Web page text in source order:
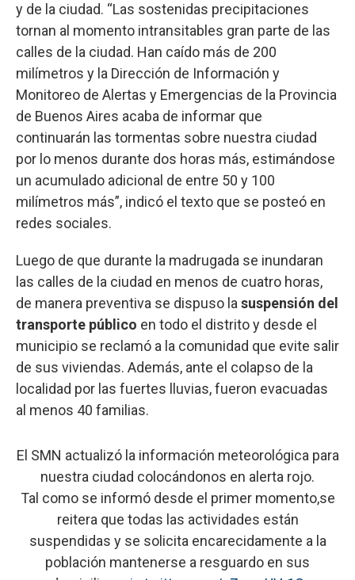
y de la ciudad. “Las sostenidas precipitaciones
tornan al momento intransitables gran parte de las
calles de la ciudad. Han caído más de 200
milímetros y la Dirección de Información y
Monitoreo de Alertas y Emergencias de la Provincia
de Buenos Aires acaba de informar que
continuarán las tormentas sobre nuestra ciudad
por lo menos durante dos horas más, estimándose
un acumulado adicional de entre 50 y 100
milímetros más”, indicó el texto que se posteó en
redes sociales.
Luego de que durante la madrugada se inundaran
las calles de la ciudad en menos de cuatro horas,
de manera preventiva se dispuso lasuspensión del
transporte público en todo el distrito y desde el
municipio se reclamó a la comunidad que evite salir
de sus viviendas. Además, ante el colapso de la
localidad por las fuertes lluvias, fueron evacuadas
al menos 40 familias.
El SMN actualizó la información meteorológica para
nuestra ciudad colocándonos en alerta rojo.
Tal como se informó desde el primer momento,se
reitera que todas las actividades están
suspendidas y se solicita encarecidamente a la
población mantenerse a resguardo en sus